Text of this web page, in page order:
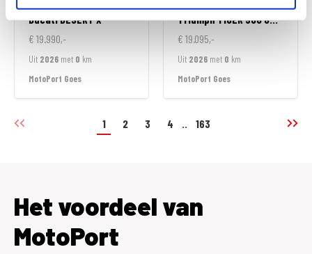
DucatiDESERT X
€ 19.990,-
Uit 2026 met 0 km
MotoPort Goes
TriumphTIGER 900 GT ALPINE EDITION
€ 19.095,-
Uit 2026 met 0 km
MotoPort Goes
1 2 3 4 .. 163
Het voordeel van
MotoPort